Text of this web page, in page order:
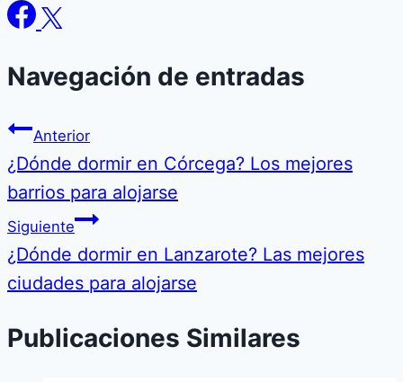
Navegación de entradas
Anterior
¿Dónde dormir en Córcega? Los mejores
barrios para alojarse
Siguiente
¿Dónde dormir en Lanzarote? Las mejores
ciudades para alojarse
Publicaciones Similares